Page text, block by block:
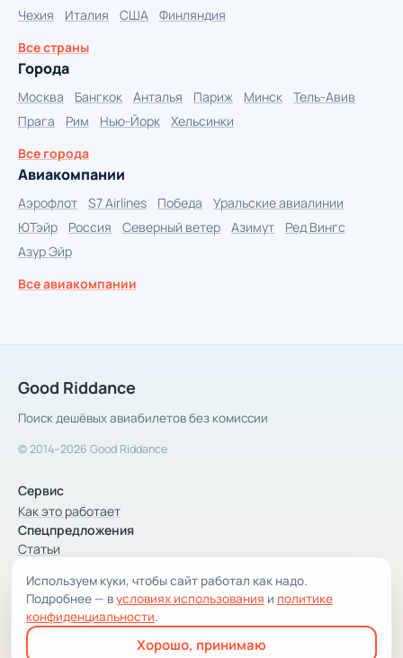
Чехия
Италия США
Финляндия
Все страны
Города
Москва Бангкок Анталья Париж Минск
Тель-Авив
Прага
Рим Нью-Йорк
Хельсинки
Все города
Авиакомпании
Аэрофлот S7 Airlines Победа
Уральские авиалинии
ЮТэйр
Россия Северный ветер Азимут
Ред Вингс
Азур Эйр
Все авиакомпании
Good Riddance
Поиск дешёвых авиабилетов без комиссии
© 2014–2026 Good Riddance
Сервис
Как это работает
Спецпредложения
Статьи
Компания
Компания и контакты
Условия использования
Конфиденциальность
Используем куки, чтобы сайт работал как надо.
Подробнее — вусловиях использования и политике
конфиденциальности.
Хорошо, принимаю